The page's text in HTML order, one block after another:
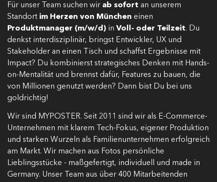
Für unser Team suchen wir ab sofort an unserem
Standort im Herzen von München einen
Produktmanager (m/w/d) in Voll- oder Teilzeit. Du
denkst interdisziplinär, bringst Entwickler, UX und
Stakeholder an einen Tisch und schaffst Ergebnisse mit
Impact? Du kombinierst strategisches Denken mit Hands-
on-Mentalität und brennst dafür, Features zu bauen, die
von Millionen genutzt werden? Dann bist Du bei uns
goldrichtig!
Wir sind MYPOSTER. Seit 2011 sind wir als E-Commerce-
Unternehmen mit klarem Tech-Fokus, eigener Produktion
und starken Wurzeln als Familienunternehmen erfolgreich
am Markt. Wir machen aus Fotos persönliche
Lieblingsstücke - maßgefertigt, individuell und made in
Germany. Unser Team aus über 400 Mitarbeitenden